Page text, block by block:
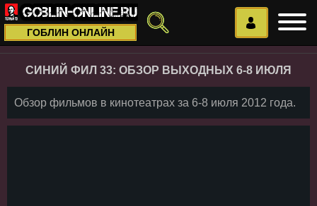
ГОБЛИН ОНЛАЙН
СИНИЙ ФИЛ 33: ОБЗОР ВЫХОДНЫХ 6-8 ИЮЛЯ
Обзор фильмов в кинотеатрах за 6-8 июля 2012 года.